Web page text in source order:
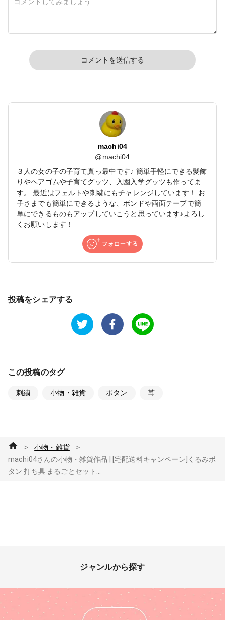
コメントを送信する
machi04
@machi04
３人の女の子の子育て真っ最中です♪ 簡単手軽にできる髪飾
りやヘアゴムや子育てグッツ、入園入学グッツも作ってま
す。 最近はフェルトや刺繍にもチャレンジしています！ お
子さまでも簡単にできるような、ボンドや両面テープで簡
単にできるものもアップしていこうと思っています♪よろし
くお願いします！
投稿をシェアする
この投稿のタグ
刺繍 小物・雑貨 ボタン 苺
＞ 小物・雑貨 ＞
machi04さんの小物・雑貨作品 | [宅配送料キャンペーン]くるみボ
タン 打ち具 まるごとセット...
ジャンルから探す